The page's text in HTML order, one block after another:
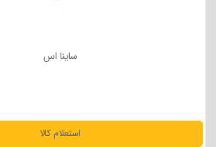
ساینا اس
استعلام کالا